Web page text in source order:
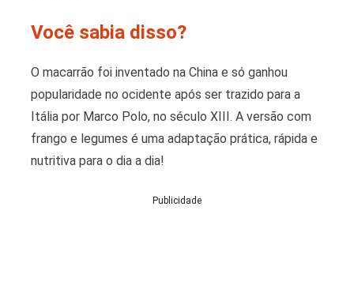
Você sabia disso?
O macarrão foi inventado na China e só ganhou
popularidade no ocidente após ser trazido para a
Itália por Marco Polo, no século XIII. A versão com
frango e legumes é uma adaptação prática, rápida e
nutritiva para o dia a dia!
Publicidade